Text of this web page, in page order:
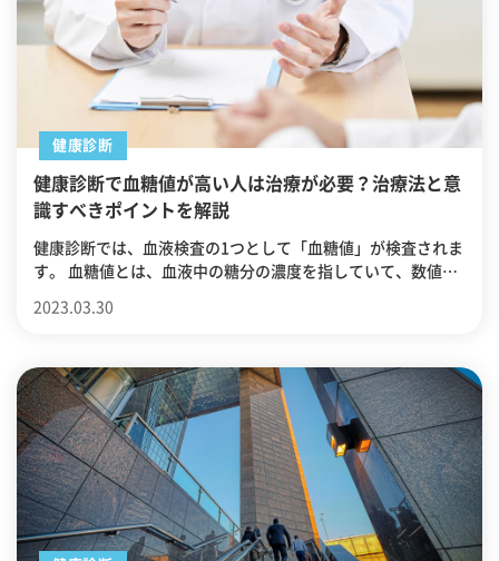
健康診断
健康診断で血糖値が高い人は治療が必要？治療法と意
識すべきポイントを解説
健康診断では、血液検査の1つとして「血糖値」が検査されま
す。 血糖値とは、血液中の糖分の濃度を指していて、数値が
と診断された人は「高血糖に治療は必要？」「高血糖の具体
しょうか。 この記事では、健康診断で血糖値が高いと診断さ
れた人に向けて、治療の必要性や具体的な治療法について詳
しく解説するので、ぜひ最後までご覧ください。
2023.03.30